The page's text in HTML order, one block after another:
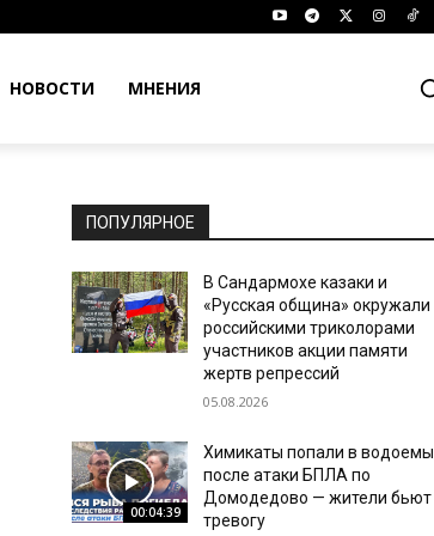
НОВОСТИ МНЕНИЯ
ПОПУЛЯРНОЕ
В Сандармохе казаки и
«Русская община» окружали
российскими триколорами
участников акции памяти
жертв репрессий
05.08.2026
00:04:39
Химикаты попали в водоемы
после атаки БПЛА по
Домодедово — жители бьют
тревогу